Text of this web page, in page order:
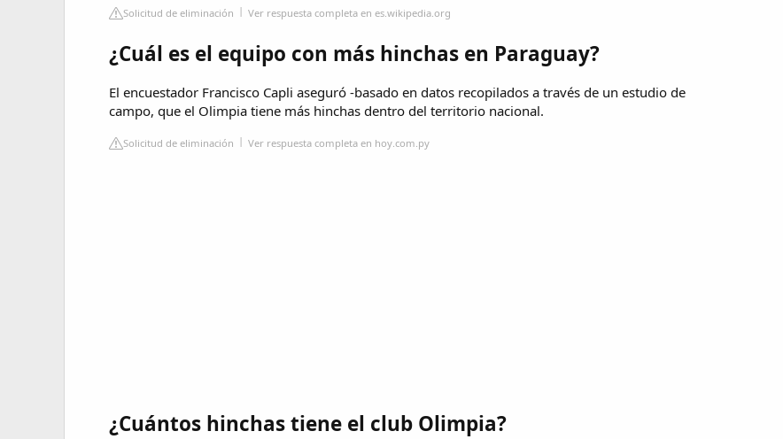
Solicitud de eliminación Ver respuesta completa en es.wikipedia.org
¿Cuál es el equipo con más hinchas en Paraguay?
El encuestador Francisco Capli aseguró -basado en datos recopilados a través de un estudio de
campo, que el Olimpia tiene más hinchas dentro del territorio nacional.
Solicitud de eliminación Ver respuesta completa en hoy.com.py
¿Cuántos hinchas tiene el club Olimpia?